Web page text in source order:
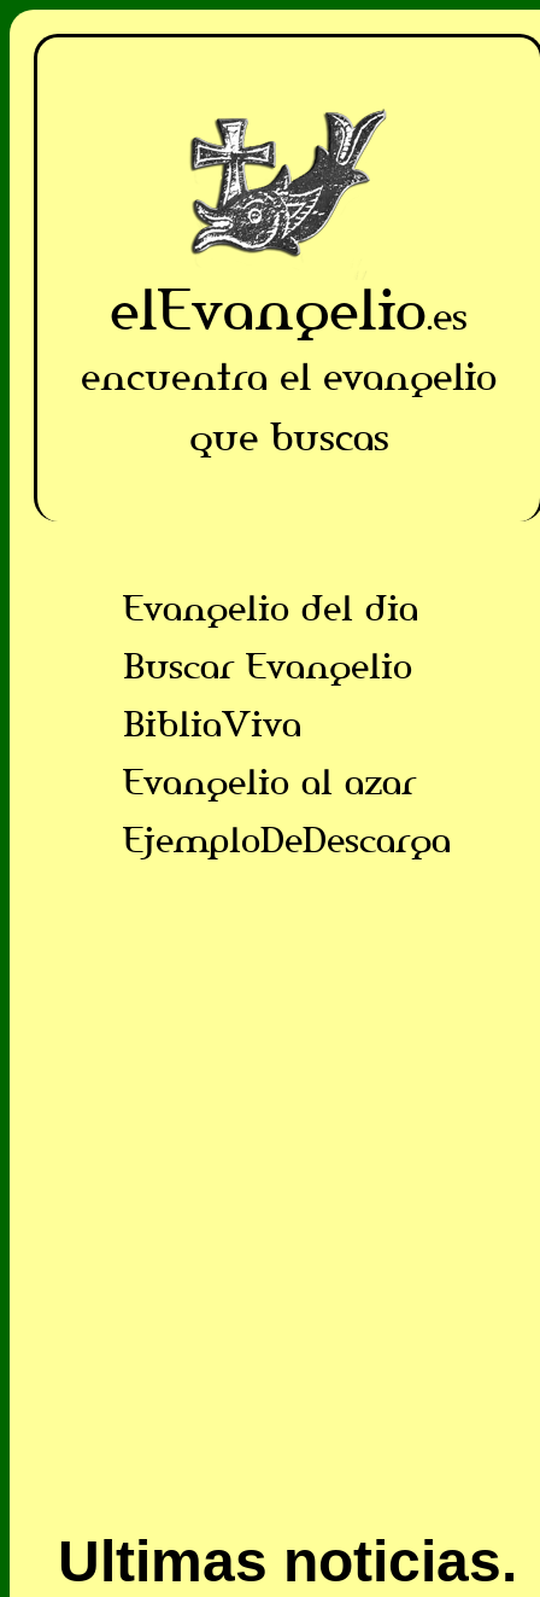
elEvangelio.es
encuentra el evangelio
que buscas
Evangelio del dia
Buscar Evangelio
BibliaViva
Evangelio al azar
EjemploDeDescarga
Ultimas noticias.